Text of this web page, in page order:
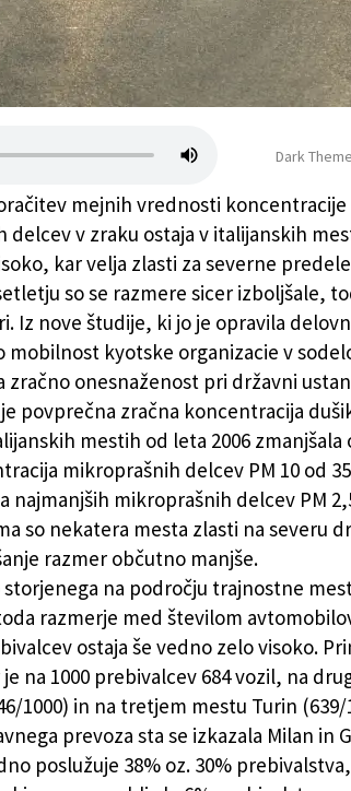
prepogoste
Dark Theme
mejnih vrednosti koncentracije
delcev v zraku ostaja v italijanskih
kar velja zlasti za severne
so se razmere sicer izboljšale,
Iz nove študije, ki jo je opravila
mobilnost kyotske organizacie v
onesnaženost pri državni
povprečna zračna koncentracija
mestih od leta 2006 zmanjšala
mikroprašnih delcev PM 10 od
najmanjših mikroprašnih delcev PM
so nekatera mesta zlasti na severu
razmer občutno manjše.
storjenega na področju trajnostne
razmerje med številom
ostaja še vedno zelo visoko.
na 1000 prebivalcev 684 vozil, na
1000) in na tretjem mestu Turin (639/
prevoza sta se izkazala Milan in
poslužuje 38% oz. 30%